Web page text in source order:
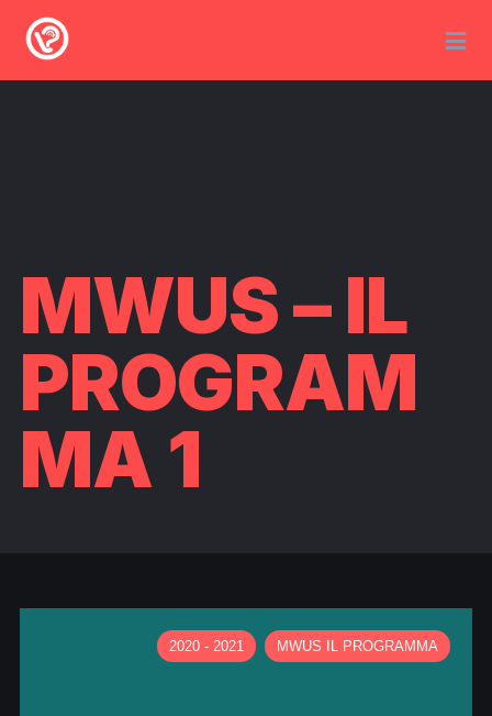
MWUS – IL
PROGRAM
MA 1
2020 - 2021 MWUS IL PROGRAMMA